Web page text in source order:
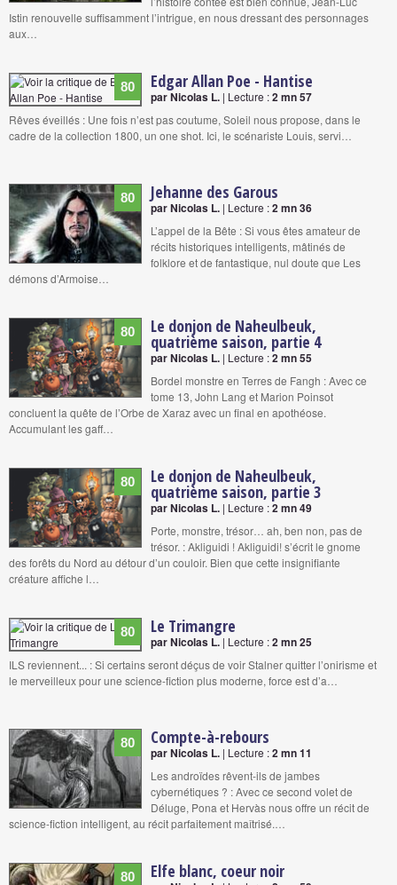
Istin renouvelle suffisamment l’intrigue, en nous dressant des personnages
aux…
80 Edgar Allan Poe - Hantise
par Nicolas L. | Lecture :2 mn 57
Rêves éveillés : Une fois n’est pas coutume, Soleil nous propose, dans le
cadre de la collection 1800, un one shot. Ici, le scénariste Louis, servi…
80 Jehanne des Garous
par Nicolas L. | Lecture :2 mn 36
L’appel de la Bête : Si vous êtes amateur de
récits historiques intelligents, mâtinés de
folklore et de fantastique, nul doute que Les
démons d’Armoise…
80 Le donjon de Naheulbeuk,
quatrième saison, partie 4
par Nicolas L. | Lecture :2 mn 55
Bordel monstre en Terres de Fangh : Avec ce
tome 13, John Lang et Marion Poinsot
concluent la quête de l’Orbe de Xaraz avec un final en apothéose.
Accumulant les gaff…
80 Le donjon de Naheulbeuk,
quatrième saison, partie 3
par Nicolas L. | Lecture :2 mn 49
Porte, monstre, trésor… ah, ben non, pas de
trésor. : Akliguidi ! Akliguidi! s’écrit le gnome
des forêts du Nord au détour d’un couloir. Bien que cette insignifiante
créature affiche l…
80 Le Trimangre
par Nicolas L. | Lecture :2 mn 25
ILS reviennent... : Si certains seront déçus de voir Stalner quitter l’onirisme et
le merveilleux pour une science-fiction plus moderne, force est d’a…
80 Compte-à-rebours
par Nicolas L. | Lecture :2 mn 11
Les androïdes rêvent-ils de jambes
cybernétiques ? : Avec ce second volet de
Déluge, Pona et Hervàs nous offre un récit de
science-fiction intelligent, au récit parfaitement maîtrisé.…
80 Elfe blanc, coeur noir